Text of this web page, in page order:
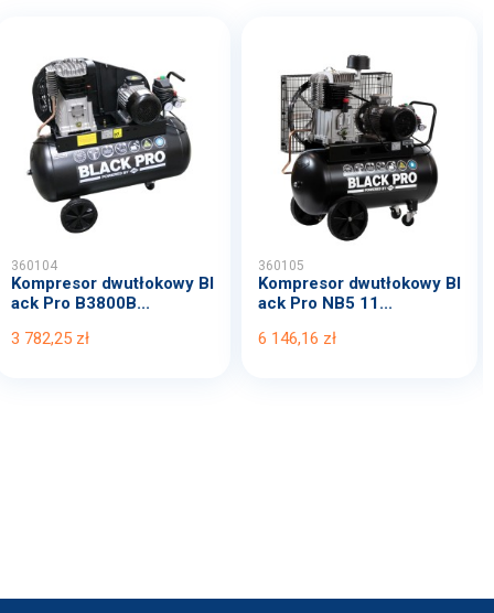
360104
Kompresor dwutłokowy Bl
ack Pro B3800B...
3 782,25 zł
360105
Kompresor dwutłokowy Bl
ack Pro NB5 11...
6 146,16 zł